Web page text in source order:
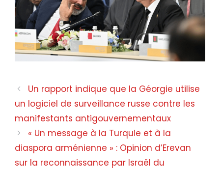
Un rapport indique que la Géorgie utilise
un logiciel de surveillance russe contre les
manifestants antigouvernementaux
« Un message à la Turquie et à la
diaspora arménienne » : Opinion d’Erevan
sur la reconnaissance par Israël du